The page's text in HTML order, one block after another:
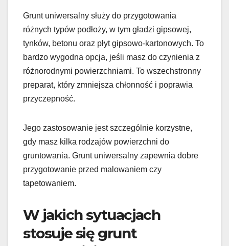
Grunt uniwersalny służy do przygotowania
różnych typów podłoży, w tym gładzi gipsowej,
tynków, betonu oraz płyt gipsowo-kartonowych. To
bardzo wygodna opcja, jeśli masz do czynienia z
różnorodnymi powierzchniami. To wszechstronny
preparat, który zmniejsza chłonność i poprawia
przyczepność.
Jego zastosowanie jest szczególnie korzystne,
gdy masz kilka rodzajów powierzchni do
gruntowania. Grunt uniwersalny zapewnia dobre
przygotowanie przed malowaniem czy
tapetowaniem.
W jakich sytuacjach
stosuje się grunt